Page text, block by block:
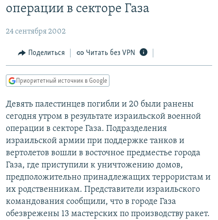
содержанию
Вернутся
навигации
Вернутся
КУЛЬТУРА
IDEL.РЕАЛИИ
КАВКАЗ.РЕАЛИИ
СИБИРЬ.РЕАЛИИ
РАСПИСАНИЕ ВЕЩАНИЯ
ПОДПИШИТЕСЬ НА РАССЫЛКУ
СОЦИАЛЬНЫЕ СЕТИ
операции в секторе Газа
24 сентября 2002
Поделиться Читать без VPN
Приоритетный источник в Google
Девять палестинцев погибли и 20 были ранены
сегодня утром в результате израильской военной
операции в секторе Газа. Подразделения
израильской армии при поддержке танков и
вертолетов вошли в восточное предместье города
Газа, где приступили к уничтожению домов,
предположительно принадлежащих террористам и
их родственникам. Представители израильского
командования сообщили, что в городе Газа
обезврежены 13 мастерских по производству ракет.